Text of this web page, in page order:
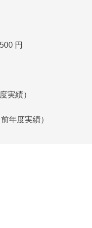
円
実績）
年度実績）